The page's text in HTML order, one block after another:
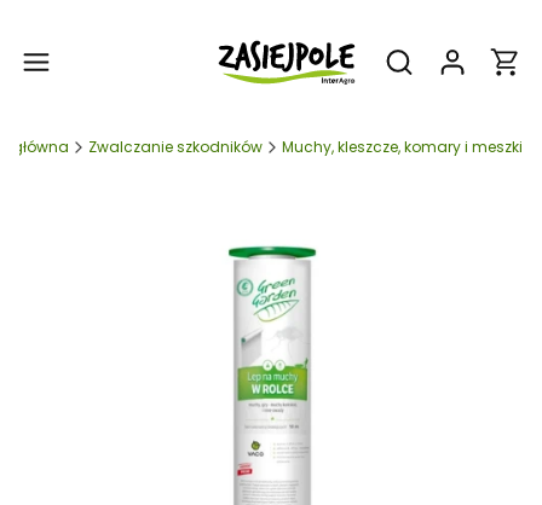
Otwórz
główna Zwalczanie szkodników Muchy, kleszcze, komary i meszki